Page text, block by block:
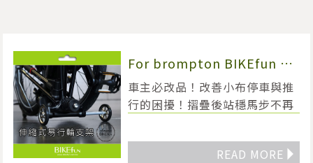
For brompton BIKEfun 伸
縮式易行輪支架
車主必改品！改善小布停車與推
行的困擾！摺疊後站穩馬步不再
READ MORE◥